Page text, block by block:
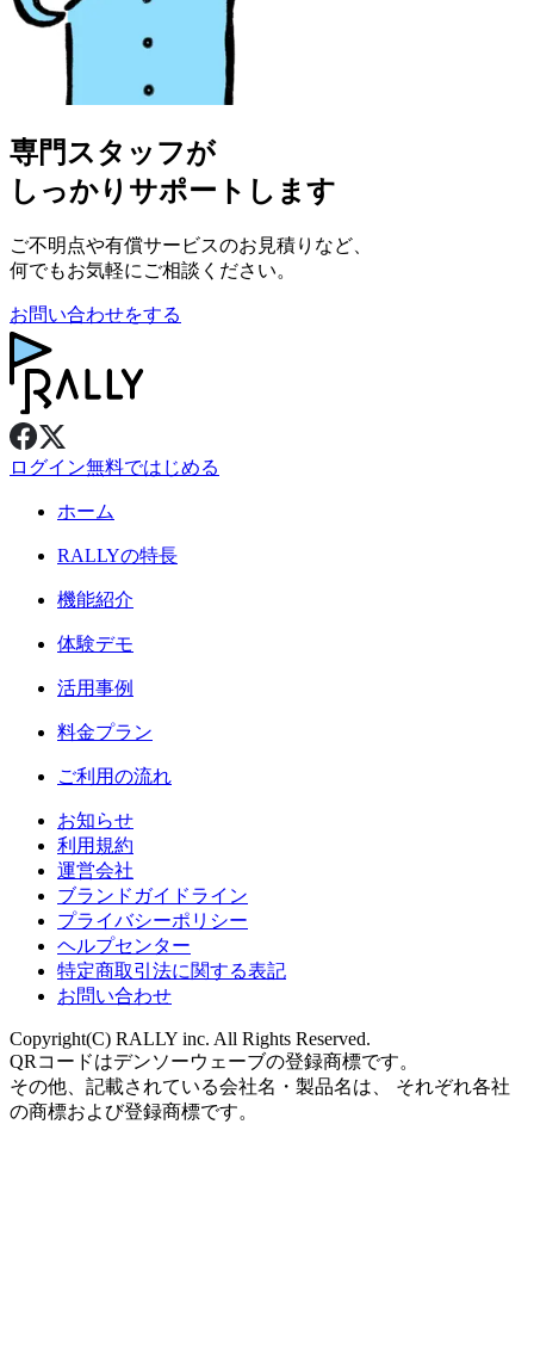
専門スタッフが
しっかりサポートします
ご不明点や有償サービスのお見積りなど、
何でもお気軽にご相談ください。
お問い合わせをする
ログイン無料ではじめる
ホーム
RALLYの特長
機能紹介
体験デモ
活用事例
料金プラン
ご利用の流れ
お知らせ
利用規約
運営会社
ブランドガイドライン
プライバシーポリシー
ヘルプセンター
特定商取引法に関する表記
お問い合わせ
Copyright(C) RALLY inc. All Rights Reserved.
QRコードはデンソーウェーブの登録商標です。
その他、記載されている会社名・製品名は、 それぞれ各社
の商標および登録商標です。